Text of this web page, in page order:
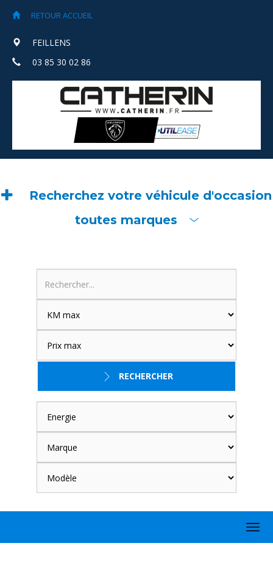
RETOUR ACCUEIL
FEILLENS
03 85 30 02 86
Recherchez votre véhicule d'occasion
toutes marques
RECHERCHER